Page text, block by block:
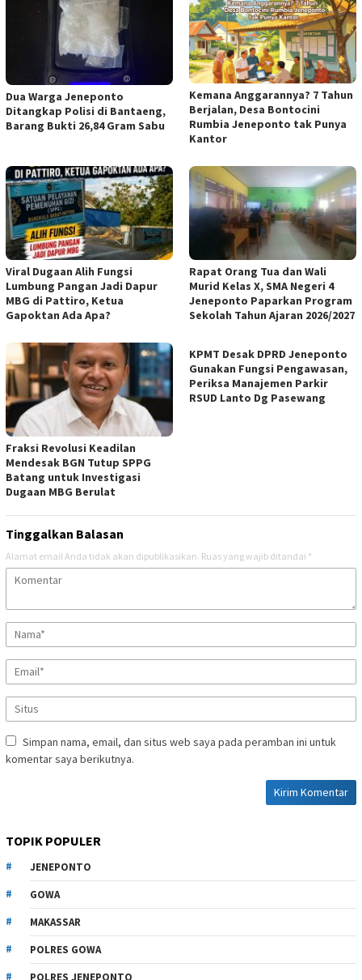
Dua Warga Jeneponto
Ditangkap Polisi di Bantaeng,
Barang Bukti 26,84 Gram Sabu
Kemana Anggarannya? 7 Tahun
Berjalan, Desa Bontocini
Rumbia Jeneponto tak Punya
Kantor
Viral Dugaan Alih Fungsi
Lumbung Pangan Jadi Dapur
MBG di Pattiro, Ketua
Gapoktan Ada Apa?
Rapat Orang Tua dan Wali
Murid Kelas X, SMA Negeri 4
Jeneponto Paparkan Program
Sekolah Tahun Ajaran 2026/2027
Fraksi Revolusi Keadilan
Mendesak BGN Tutup SPPG
Batang untuk Investigasi
Dugaan MBG Berulat
KPMT Desak DPRD Jeneponto
Gunakan Fungsi Pengawasan,
Periksa Manajemen Parkir
RSUD Lanto Dg Pasewang
Tinggalkan Balasan
Alamat email Anda tidak akan dipublikasikan. Ruas yang wajib ditandai *
Simpan nama, email, dan situs web saya pada peramban ini untuk
komentar saya berikutnya.
TOPIK POPULER
JENEPONTO
GOWA
MAKASSAR
POLRES GOWA
POLRES JENEPONTO